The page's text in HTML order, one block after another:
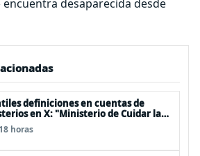
encuentra desaparecida desde
definiciones en cuentas de
en X: "Ministerio de Cuidar la
"Ministerio de la amistad..."
horas